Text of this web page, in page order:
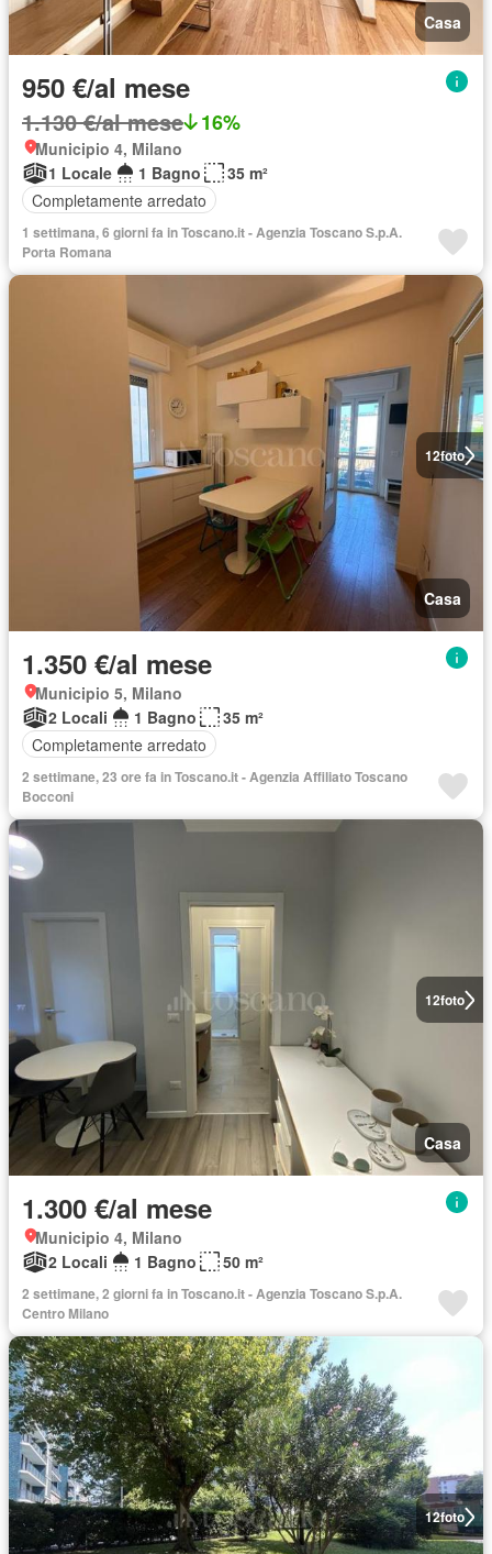
Casa
950 €/al mese
1.130 €/al mese 16%
Municipio 4, Milano
1 Locale
1 Bagno
35 m²
Completamente arredato
1 settimana, 6 giorni fa in Toscano.it - Agenzia Toscano S.p.A.
Porta Romana
12foto
Casa
1.350 €/al mese
Municipio 5, Milano
2 Locali
1 Bagno
35 m²
Completamente arredato
2 settimane, 23 ore fa in Toscano.it - Agenzia Affiliato Toscano
Bocconi
12foto
Casa
1.300 €/al mese
Municipio 4, Milano
2 Locali
1 Bagno 50 m²
2 settimane, 2 giorni fa in Toscano.it - Agenzia Toscano S.p.A.
Centro Milano
12foto